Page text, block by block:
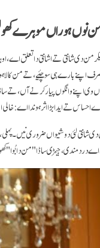
نوں ہوراں موہرے
من دی شانتی تے اشانتی دا تعلق
اپنے بارے ہی سوچئیے، تے من
وی اپنے وانگوں پیار کرنے آں، تے
تے ایدا بڑا اثر ہوندا اے: خالی
شانتی لئی دو شیواں ضروری نیں۔
اے درد مندی، جیہڑی ساڈا "من دا